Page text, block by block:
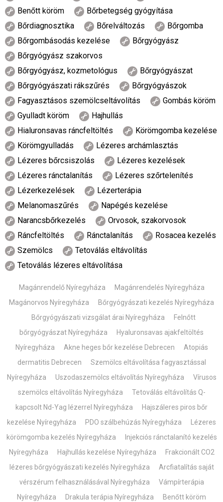
Benőtt köröm
Bőrbetegség gyógyítása
Bőrdiagnosztika
Bőrelváltozás
Bőrgomba
Bőrgombásodás kezelése
Bőrgyógyász
Bőrgyógyász szakorvos
Bőrgyógyász, kozmetológus
Bőrgyógyászat
Bőrgyógyászati rákszűrés
Bőrgyógyászok
Fagyasztásos szemölcseltávolítás
Gombás köröm
Gyulladt köröm
Hajhullás
Hialuronsavas ráncfeltöltés
Körömgomba kezelése
Körömgyulladás
Lézeres archámlasztás
Lézeres bőrcsiszolás
Lézeres kezelések
Lézeres ránctalanítás
Lézeres szőrtelenítés
Lézerkezelések
Lézerterápia
Melanomaszűrés
Napégés kezelése
Narancsbőrkezelés
Orvosok, szakorvosok
Ráncfeltöltés
Ránctalanítás
Rosacea kezelés
Szemölcs
Tetoválás eltávolítás
Tetoválás lézeres eltávolítása
Magánrendelő Nyíregyháza
Magánrendelés Nyíregyháza
Magánorvos Nyíregyháza
Bőrgyógyászati kezelés Nyíregyháza
Bőrgyógyászati vizsgálat árai Nyíregyháza
Felnőtt
bőrgyógyászat Nyíregyháza
Hyaluronsavas ajakfeltöltés
Nyíregyháza
Akne heges bőr kezelése Debrecen
Atopiás
dermatitis Debrecen
Szemölcs eltávolítása fagyasztással
Nyíregyháza
Uszodaszemölcs eltávolítás Nyíregyháza
Vírusos
szemölcs eltávolítás Nyíregyháza
Tetoválás eltávolítás Q-
kapcsolt Nd-Yag lézerrel Nyíregyháza
Hajszáleres piros bőr
kezelése Nyíregyháza
PDO szálbehúzás Nyíregyháza
Lézeres
körömgomba kezelés Nyíregyháza
Injekciós ránctalanító kezelés
Nyíregyháza
Hajhullás kezelése Nyíregyháza
Frakcionált CO2
lézeres bőrgyógyászati kezelés Nyíregyháza
Arcfiatalítás saját
vérszérum felhasználásával Nyíregyháza
Vámpírterápia
Nyíregyháza
Drakula terápia Nyíregyháza
Benőtt köröm